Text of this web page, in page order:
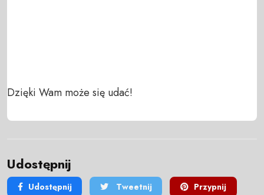
Dzięki Wam może się udać!
Udostępnij
Udostępnij Tweetnij Przypnij